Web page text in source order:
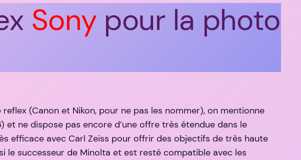
Sony pour la photo
(Canon et Nikon, pour ne pas les nommer), on mentionne
ne dispose pas encore d’une offre très étendue dans le
efficace avec Carl Zeiss pour offrir des objectifs de très haute
le successeur de Minolta et est resté compatible avec les